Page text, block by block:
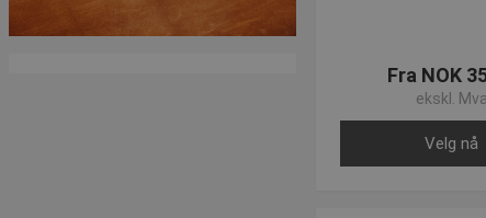
Fra NOK
ekskl. Mva
Velg nå